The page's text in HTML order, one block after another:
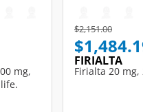
mg,
Price reduced
$2,151.00to
FIRIALTA
Firialta 20 mg,